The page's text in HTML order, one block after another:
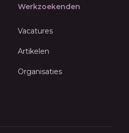
Werkzoekenden
Vacatures
Artikelen
Organisaties